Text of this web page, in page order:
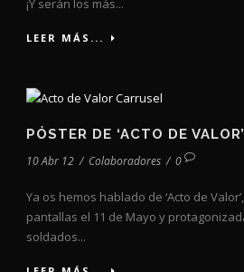
¡Y serán los más...
LEER MÁS...
PÓSTER DE ‘ACTO DE VALOR’
10 Abr 12 / Colaboradores / 0
Ya os hemos hablado de ‘Acto de
pantallas el 11 de Mayo y
soldados...